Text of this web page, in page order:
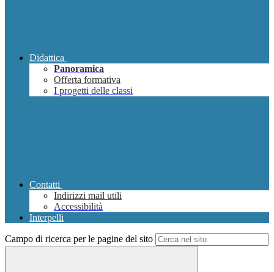
Didattica
Panoramica
Offerta formativa
I progetti delle classi
Contatti
Indirizzi mail utili
Accessibilità
Interpelli
Campo di ricerca per le pagine del sito